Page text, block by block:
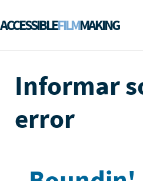
ACCESSIBLEFILMMAKING
Informar
error